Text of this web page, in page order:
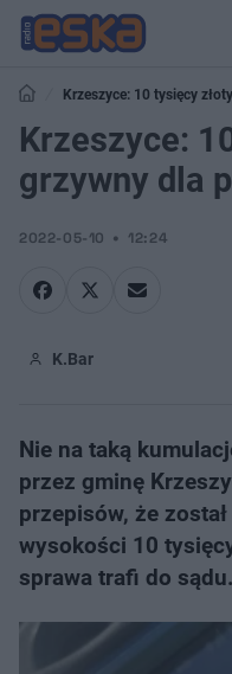
Krzeszyce: 10 tysięcy
Krzeszyce:
grzywny dla
2022-05-10 12:24
K.Bar
Nie na taką
przez gminę
przepisów, że
wysokości 10
sprawa trafi do sądu.